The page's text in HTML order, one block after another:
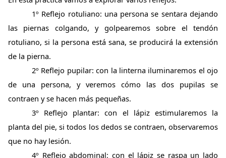
1º Reflejo rotuliano: una persona se sentara dejando
las piernas colgando, y golpearemos sobre el tendón
rotuliano, si la persona está sana, se producirá la extensión
de la pierna.
2º Reflejo pupilar: con la linterna iluminaremos el ojo
de una persona, y veremos cómo las dos pupilas se
contraen y se hacen más pequeñas.
3º Reflejo plantar:con el lápiz estimularemos la
planta del pie, si todos los dedos se contraen, observaremos
que no hay lesión.
4º Reflejo abdominal: con el lápiz se raspa un lado